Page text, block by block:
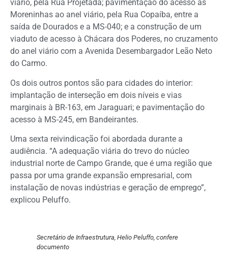
viário, pela Rua Projetada; pavimentação do acesso às
Moreninhas ao anel viário, pela Rua Copaíba, entre a
saída de Dourados e a MS-040; e a construção de um
viaduto de acesso à Chácara dos Poderes, no cruzamento
do anel viário com a Avenida Desembargador Leão Neto
do Carmo.
Os dois outros pontos são para cidades do interior:
implantação de interseção em dois níveis e vias
marginais à BR-163, em Jaraguari; e pavimentação do
acesso à MS-245, em Bandeirantes.
Uma sexta reivindicação foi abordada durante a
audiência. “A adequação viária do trevo do núcleo
industrial norte de Campo Grande, que é uma região que
passa por uma grande expansão empresarial, com
instalação de novas indústrias e geração de emprego”,
explicou Peluffo.
Secretário de Infraestrutura, Helio Peluffo, confere
documento